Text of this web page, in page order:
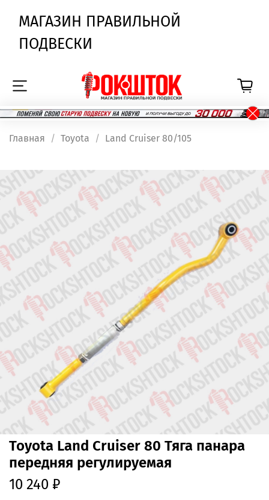
МАГАЗИН ПРАВИЛЬНОЙ
ПОДВЕСКИ
Главная Toyota Land Cruiser 80/105
Toyota Land Cruiser 80 Тяга панара
передняя регулируемая
10 240 ₽